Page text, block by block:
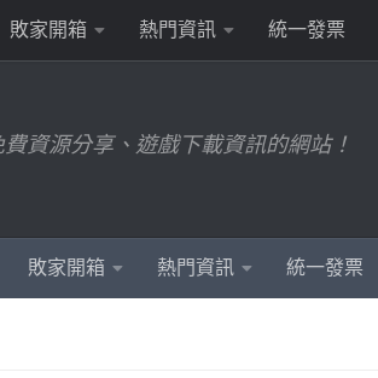
敗家開箱 熱門資訊 統一發票
資源分享、遊戲下載資訊的網站！
敗家開箱 熱門資訊 統一發票